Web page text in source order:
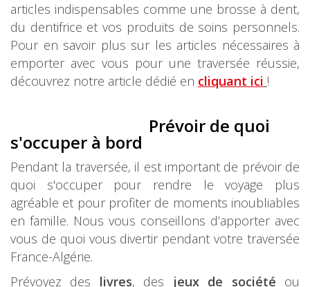
articles indispensables comme une brosse à dent,
du dentifrice et vos produits de soins personnels.
Pour en savoir plus sur les articles nécessaires à
emporter avec vous pour une traversée réussie,
découvrez notre article dédié en cliquant ici !
Prévoir de quoi
s'occuper à bord
Pendant la traversée, il est important de prévoir de
quoi s'occuper pour rendre le voyage plus
agréable et pour profiter de moments inoubliables
en famille. Nous vous conseillons d’apporter avec
vous de quoi vous divertir pendant votre traversée
France-Algérie.
Prévoyez des livres, des jeux de société ou